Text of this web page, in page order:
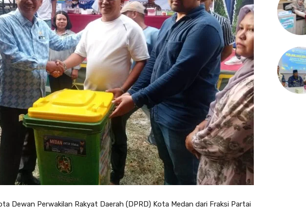
Dewan Perwakilan Rakyat Daerah (DPRD) Kota Medan dari Fraksi Partai